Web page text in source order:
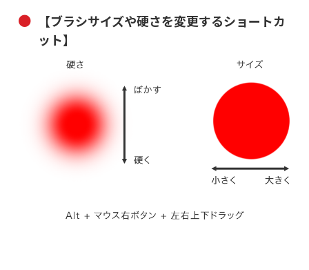
【ブラシサイズや硬さを変更するショートカ
ット】